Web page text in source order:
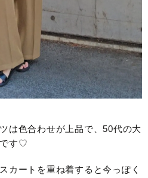
は色合わせが上品で、50代の大
です♡
カートを重ね着すると今っぽく